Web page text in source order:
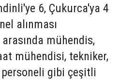
6, Çukurca'ya 4
alınması
mühendis,
mühendisi, tekniker,
gibi çeşitli